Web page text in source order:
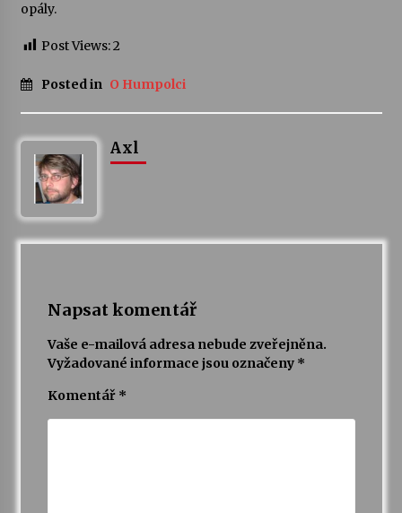
22. 7. 2026
Vysočinka
17. 7. 2026
14. 7. 2026
Za kulturou kousek za Humpolec. V Želivě ožije
13. 7. 2026
Varhanní recitál Michala Novenka v Klášteře
opály.
Post Views:2
Posted in O Humpolci
Axl
Napsat komentář
Vaše e-mailová adresa nebude zveřejněna.
Vyžadované informace jsou označeny *
Komentář *